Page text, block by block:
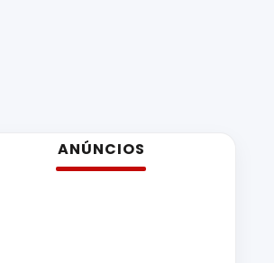
ANÚNCIOS